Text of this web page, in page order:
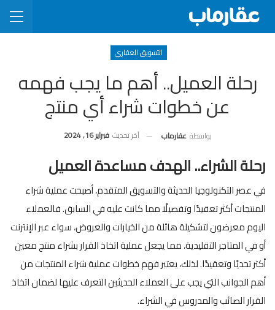
التسويق العقاري
رحلة العميل.. أهم ما يجب فهمه
عن خطوات شراء أي منتج
بواسطة عقارماب آخر تحديث فبراير 16, 2024
رحلة الشراء.. الهدف مساعدة العميل
في عصر التكنولوجيا الحديثة والتسويق المتقدم، أصبحت عملية شراء
المنتجات أكثر تعقيدًا وتفصيلًا مما كانت عليه في السابق. فالعملاء
اليوم معرضون لتشكيلة هائلة من الخيارات والعروض، سواء عبر الإنترنت
أو في المتاجر التقليدية، مما يجعل عملية اتخاذ القرار بشراء منتج معين
أكثر تحديًا وتعقيدًا. لذلك، يعتبر فهم خطوات عملية شراء المنتجات من
أهم الجوانب التي يجب على العملاء الحديثين التعرف عليها لضمان اتخاذ
القرار الصائب والمدروس في الشراء.